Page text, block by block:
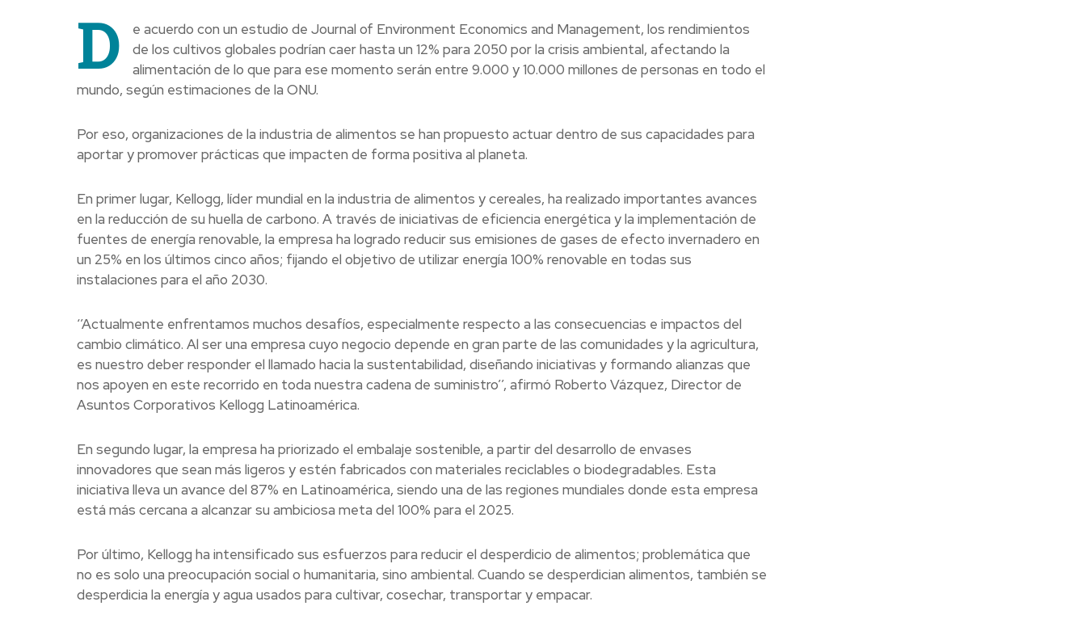
D
e acuerdo con un estudio de Journal of Environment Economics and Management, los rendimientos
de los cultivos globales podrían caer hasta un 12% para 2050 por la crisis ambiental, afectando la
alimentación de lo que para ese momento serán entre 9.000 y 10.000 millones de personas en todo el
mundo, según estimaciones de la ONU.
Por eso, organizaciones de la industria de alimentos se han propuesto actuar dentro de sus capacidades para
aportar y promover prácticas que impacten de forma positiva al planeta.
En primer lugar, Kellogg, líder mundial en la industria de alimentos y cereales, ha realizado importantes avances
en la reducción de su huella de carbono. A través de iniciativas de eficiencia energética y la implementación de
fuentes de energía renovable, la empresa ha logrado reducir sus emisiones de gases de efecto invernadero en
un 25% en los últimos cinco años; fijando el objetivo de utilizar energía 100% renovable en todas sus
instalaciones para el año 2030.
‘’Actualmente enfrentamos muchos desafíos, especialmente respecto a las consecuencias e impactos del
cambio climático. Al ser una empresa cuyo negocio depende en gran parte de las comunidades y la agricultura,
es nuestro deber responder el llamado hacia la sustentabilidad, diseñando iniciativas y formando alianzas que
nos apoyen en este recorrido en toda nuestra cadena de suministro’’, afirmó Roberto Vázquez, Director de
Asuntos Corporativos Kellogg Latinoamérica.
En segundo lugar, la empresa ha priorizado el embalaje sostenible, a partir del desarrollo de envases
innovadores que sean más ligeros y estén fabricados con materiales reciclables o biodegradables. Esta
iniciativa lleva un avance del 87% en Latinoamérica, siendo una de las regiones mundiales donde esta empresa
está más cercana a alcanzar su ambiciosa meta del 100% para el 2025.
Por último, Kellogg ha intensificado sus esfuerzos para reducir el desperdicio de alimentos; problemática que
no es solo una preocupación social o humanitaria, sino ambiental. Cuando se desperdician alimentos, también se
desperdicia la energía y agua usados para cultivar, cosechar, transportar y empacar.